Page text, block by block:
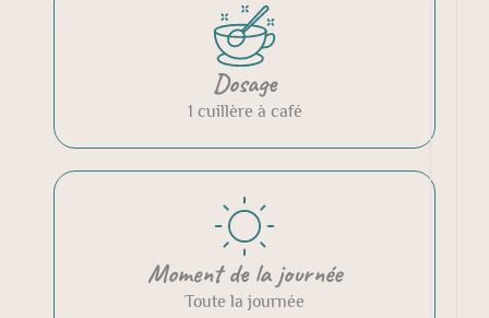
Dosage
1 cuillère à café
Moment de la journée
Toute la journée